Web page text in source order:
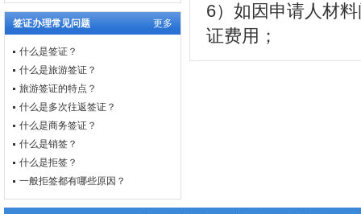
签证办理常见问题 更多
什么是签证？
什么是旅游签证？
旅游签证的特点？
什么是多次往返签证？
什么是商务签证？
什么是销签？
什么是拒签？
一般拒签都有哪些原因？
6）如因申请人材
证费用；